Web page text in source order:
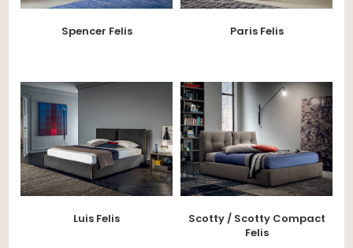
Spencer Felis Paris Felis
Luis Felis
Scotty / Scotty Compact
Felis